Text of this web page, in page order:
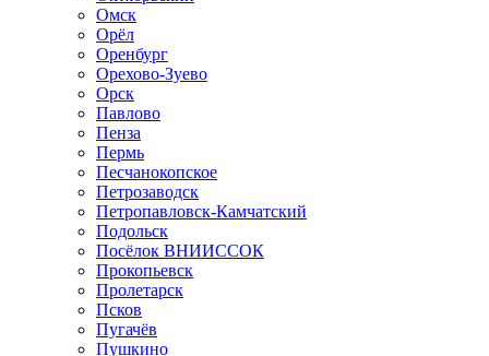
Омск
Орёл
Оренбург
Орехово-Зуево
Орск
Павлово
Пенза
Пермь
Песчанокопское
Петрозаводск
Петропавловск-Камчатский
Подольск
Посёлок ВНИИССОК
Прокопьевск
Пролетарск
Псков
Пугачёв
Пушкино